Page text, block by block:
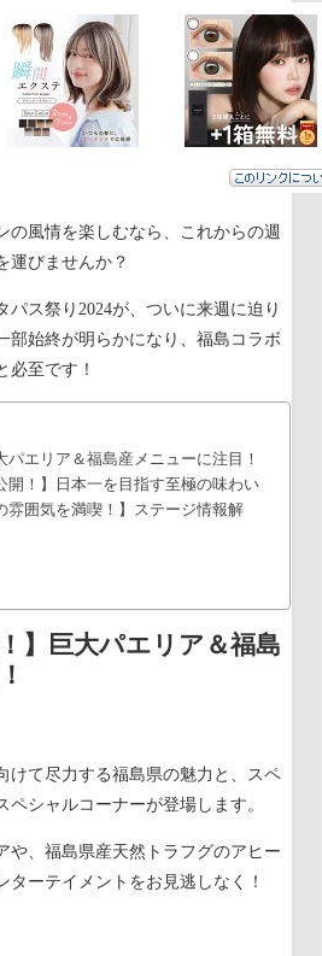
の風情を楽しむなら、これからの週
運びませんか？
パス祭り2024が、ついに来週に迫り
部始終が明らかになり、福島コラボ
必至です！
パエリア＆福島産メニューに注目！
開！】日本一を目指す至極の味わい
雰囲気を満喫！】ステージ情報解
】巨大パエリア＆福島
けて尽力する福島県の魅力と、スペ
シャルコーナーが登場します。
や、福島県産天然トラフグのアヒー
ターテイメントをお見逃しなく！